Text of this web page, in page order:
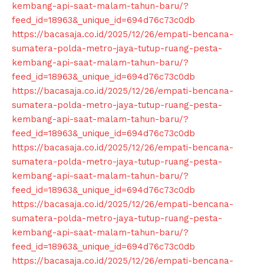
News Week
Magazine PRO
SUBSCRIBE NOW
Company
kembang-api-saat-malam-tahun-baru/?
feed_id=18963&_unique_id=694d76c73c0db
https://bacasaja.co.id/2025/12/26/empati-bencana-
sumatera-polda-metro-jaya-tutup-ruang-pesta-
kembang-api-saat-malam-tahun-baru/?
feed_id=18963&_unique_id=694d76c73c0db
https://bacasaja.co.id/2025/12/26/empati-bencana-
sumatera-polda-metro-jaya-tutup-ruang-pesta-
kembang-api-saat-malam-tahun-baru/?
feed_id=18963&_unique_id=694d76c73c0db
https://bacasaja.co.id/2025/12/26/empati-bencana-
sumatera-polda-metro-jaya-tutup-ruang-pesta-
kembang-api-saat-malam-tahun-baru/?
feed_id=18963&_unique_id=694d76c73c0db
https://bacasaja.co.id/2025/12/26/empati-bencana-
sumatera-polda-metro-jaya-tutup-ruang-pesta-
kembang-api-saat-malam-tahun-baru/?
feed_id=18963&_unique_id=694d76c73c0db
https://bacasaja.co.id/2025/12/26/empati-bencana-